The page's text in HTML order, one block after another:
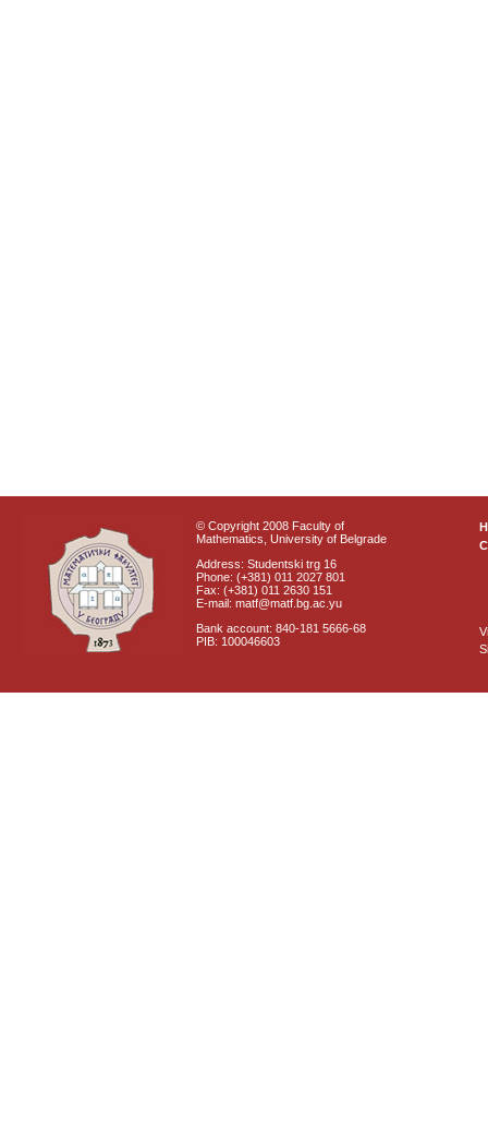
© Copyright 2008 Faculty of
Mathematics, University of Belgrade
Address: Studentski trg 16
Phone: (+381) 011 2027 801
Fax: (+381) 011 2630 151
E-mail: matf@matf.bg.ac.yu
Bank account: 840-181 5666-68
PIB: 100046603